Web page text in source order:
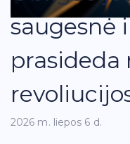
saugesnė
prasideda
2026 m. liepos 6 d.